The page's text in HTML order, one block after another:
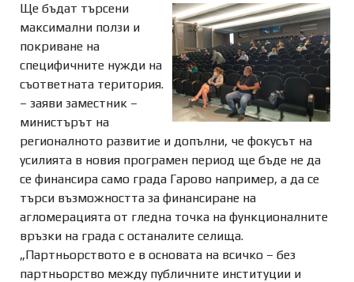
Ще бъдат търсени
максимални ползи и
покриване на
специфичните нужди на
съответната територия.
– заяви заместник –
министърът на
регионалното развитие и допълни, че фокусът на
усилията в новия програмен период ще бъде не да
се финансира само града Гарово например, а да се
търси възможността за финансиране на
агломерацията от гледна точка на функционалните
връзки на града с останалите селища.
„Партньорството е в основата на всичко – без
партньорство между публичните институции и